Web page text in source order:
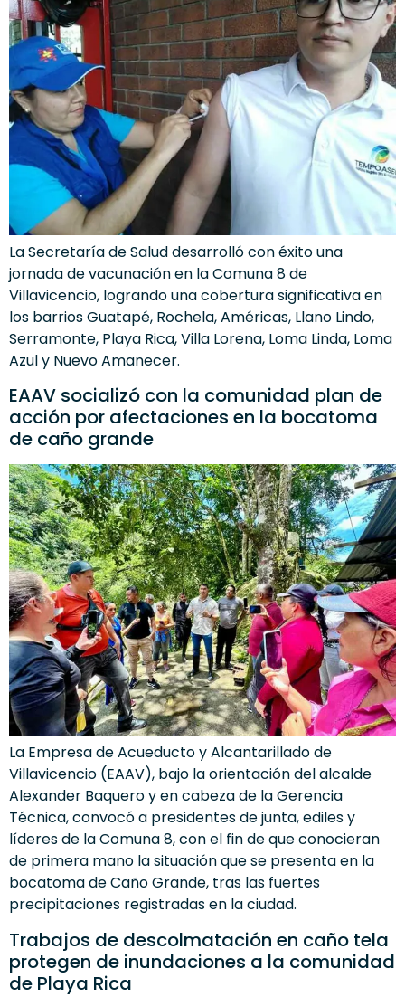
La Secretaría de Salud desarrolló con éxito una
jornada de vacunación en la Comuna 8 de
Villavicencio, logrando una cobertura significativa en
los barrios Guatapé, Rochela, Américas, Llano Lindo,
Serramonte, Playa Rica, Villa Lorena, Loma Linda, Loma
Azul y Nuevo Amanecer.
EAAV socializó con la comunidad plan de
acción por afectaciones en la bocatoma
de caño grande
La Empresa de Acueducto y Alcantarillado de
Villavicencio (EAAV), bajo la orientación del alcalde
Alexander Baquero y en cabeza de la Gerencia
Técnica, convocó a presidentes de junta, ediles y
líderes de la Comuna 8, con el fin de que conocieran
de primera mano la situación que se presenta en la
bocatoma de Caño Grande, tras las fuertes
precipitaciones registradas en la ciudad.
Trabajos de descolmatación en caño tela
protegen de inundaciones a la comunidad
de Playa Rica